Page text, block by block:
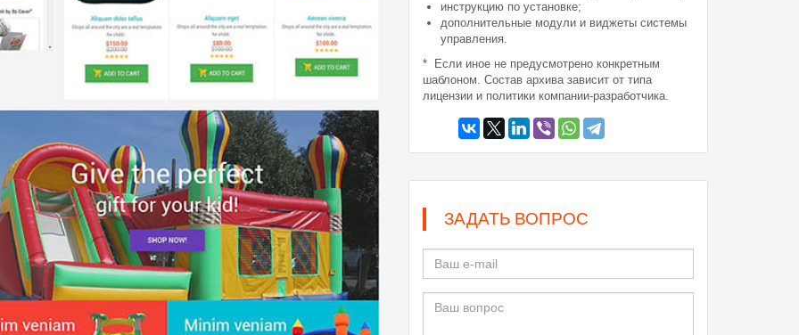
инструкцию по установке;
дополнительные модули и виджеты системы
управления.
* Если иное не предусмотрено конкретным
шаблоном. Состав архива зависит от типа
лицензии и политики компании-разработчика.
ЗАДАТЬ ВОПРОС